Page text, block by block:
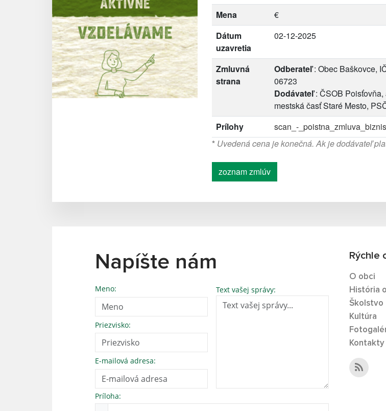
Mena
€
Dátum
uzavretia
02-12-2025
Zmluvná
strana
Odberateľ: Obec Baškovce,
06723
Dodávateľ: ČSOB Poisťovňa,
mestská časť Staré Mesto,
Prílohy
scan_-
* Uvedená cena je konečná. Ak je dodávateľ
zoznam zmlúv
Napíšte nám
Meno:
Priezvisko:
E-mailová adresa:
Text vašej správy:
Príloha:
Rýchle
O obci
História
Školstvo
Kultúra
Kontakty